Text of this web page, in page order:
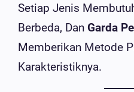
Setiap Jenis
Berbeda, Dan Garda
Memberikan Metode
Karakteristiknya.